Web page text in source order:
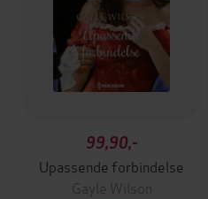
99,90,-
Upassende forbindelse
Gayle Wilson